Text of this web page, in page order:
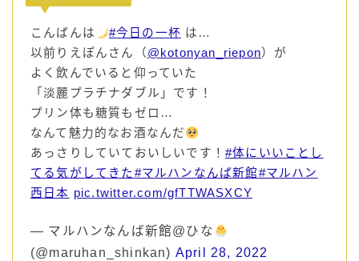
こんばんは #今日の一杯 は…
以前りえぽんさん（@kotonyan_riepon）が
よく飲んでいると仰っていた
「淡麗プラチナダブル」です！
プリン体も糖質もゼロ…
なんて魅力的なお酒なんだ
あっさりしていておいしいです！ #体にいいことし
てる気がしてきた#マルハンなんば新館#マルハン
西日本 pic.twitter.com/gfTTWASXCY
— マルハンなんば新館@ひな
(@maruhan_shinkan) April 28, 2022